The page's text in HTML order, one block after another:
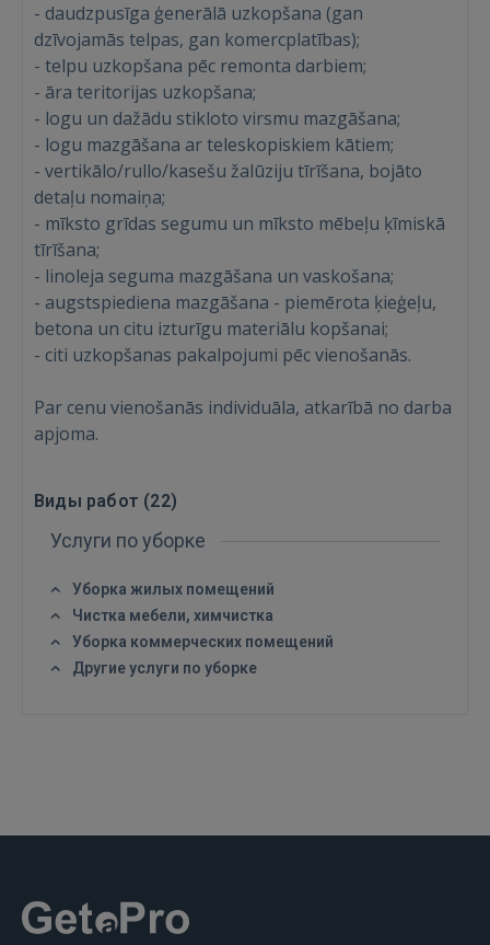
Войти
Забыли пароль?
FACEBOOK
- daudzpusīga ģenerālā uzkopšana (gan
dzīvojamās telpas, gan komercplatības);
- telpu uzkopšana pēc remonta darbiem;
- āra teritorijas uzkopšana;
- logu un dažādu stikloto virsmu mazgāšana;
- logu mazgāšana ar teleskopiskiem kātiem;
- vertikālo/rullo/kasešu žalūziju tīrīšana, bojāto
detaļu nomaiņa;
- mīksto grīdas segumu un mīksto mēbeļu ķīmiskā
tīrīšana;
- linoleja seguma mazgāšana un vaskošana;
- augstspiediena mazgāšana - piemērota ķieģeļu,
betona un citu izturīgu materiālu kopšanai;
- citi uzkopšanas pakalpojumi pēc vienošanās.
Par cenu vienošanās individuāla, atkarībā no darba
apjoma.
Виды работ (22)
Услуги по уборке
Уборка жилых помещений
Чистка мебели, химчистка
Уборка коммерческих помещений
Другие услуги по уборке